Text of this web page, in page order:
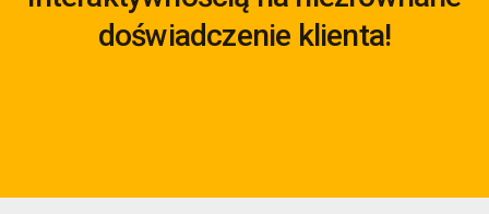
doświadczenie klienta!